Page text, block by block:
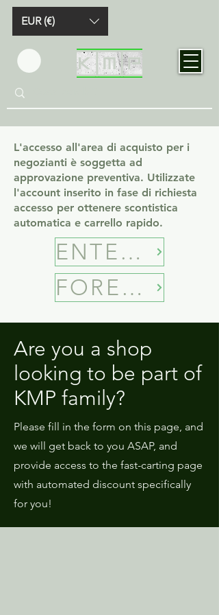
EUR (€)
L'accesso all'area di acquisto per i
negozianti è soggetta ad
approvazione preventiva. Utilizzate
l'account inserito in fase di richiesta
accesso per ottenere scontistica
automatica e carrello rapido.
ENTER B2B SHOP
FORECASTING
Are you a shop
looking to be part of
KMP family?
Please fill in the form on this page, and
we will get back to you ASAP, and
provide access to the fast-carting page
with automated discount specifically
for you!